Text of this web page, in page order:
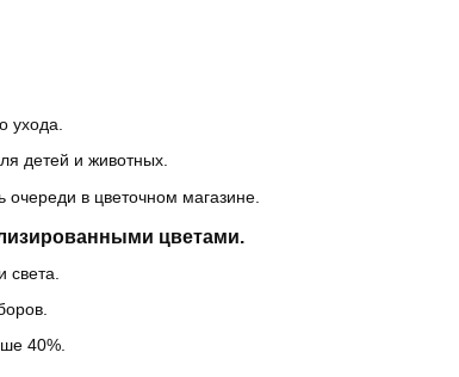
ухода.
детей и животных.
в цветочном магазине.
цветами.
40%.